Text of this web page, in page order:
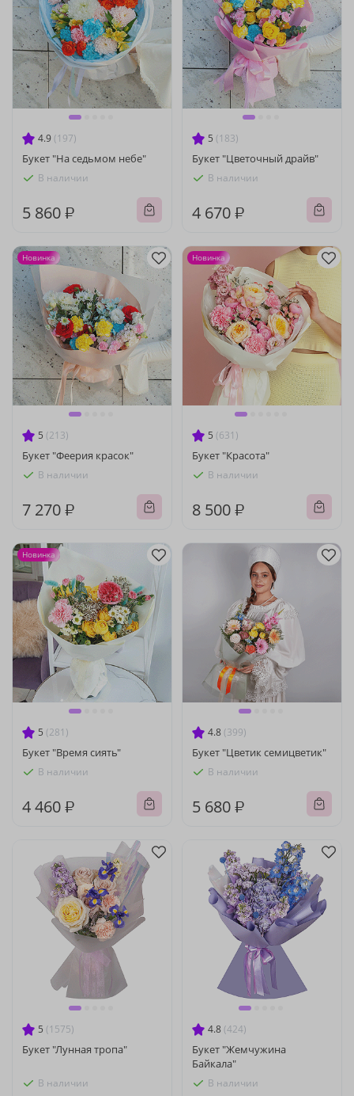
4.9 (197)
Букет "На седьмом небе"
В наличии
5 860 ₽
5 (183)
Букет "Цветочный драйв"
В наличии
4 670 ₽
5 (213)
Букет "Феерия красок"
В наличии
7 270 ₽
Новинка
5 (631)
Букет "Красота"
В наличии
8 500 ₽
Новинка
5 (281)
Букет "Время сиять"
В наличии
4 460 ₽
Новинка
4.8 (399)
Букет "Цветик семицветик"
В наличии
5 680 ₽
5 (1575)
Букет "Лунная тропа"
В наличии
4.8 (424)
Букет "Жемчужина
Байкала"
В наличии